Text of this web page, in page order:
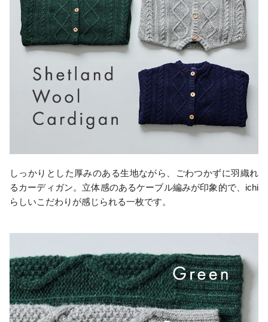
しっかりとした厚みのある生地ながら、ごわつかずに羽織れ
るカーディガン。立体感のあるケーブル編みが印象的で、ichi
らしいこだわりが感じられる一枚です。